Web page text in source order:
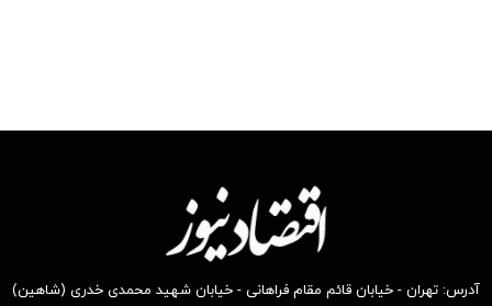
آدرس: تهران - خیابان قائم مقام فراهانی - خیابان شهید محمدی خدری (شاهین)